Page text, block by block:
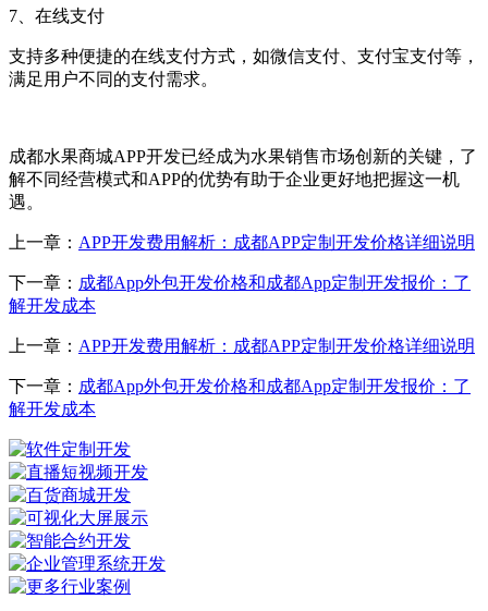
7、在线支付
支持多种便捷的在线支付方式，如微信支付、支付宝支付等，
满足用户不同的支付需求。
成都水果商城APP开发已经成为水果销售市场创新的关键，了
解不同经营模式和APP的优势有助于企业更好地把握这一机
遇。
上一章： APP开发费用解析：成都APP定制开发价格详细说明
下一章： 成都App外包开发价格和成都App定制开发报价：了
解开发成本
上一章： APP开发费用解析：成都APP定制开发价格详细说明
下一章： 成都App外包开发价格和成都App定制开发报价：了
解开发成本